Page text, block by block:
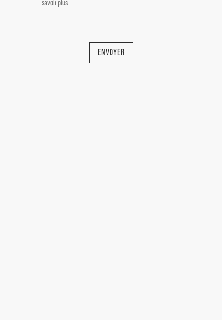
savoir plus
ENVOYER